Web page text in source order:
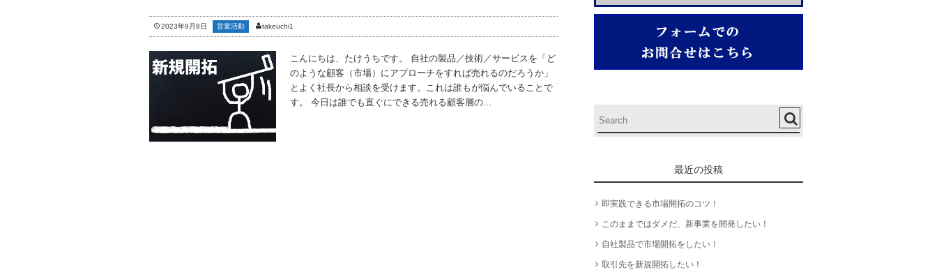
2023年9月8日 営業活動 takeuchi1
こんにちは、たけうちです。 自社の製品／技術／サービスを「ど
のような顧客（市場）にアプローチをすれば売れるのだろうか」
とよく社長から相談を受けます。これは誰もが悩んでいることで
す。 今日は誰でも直ぐにできる売れる顧客層の...
最近の投稿
即実践できる市場開拓のコツ！
このままではダメだ、新事業を開発したい！
自社製品で市場開拓をしたい！
取引先を新規開拓したい！